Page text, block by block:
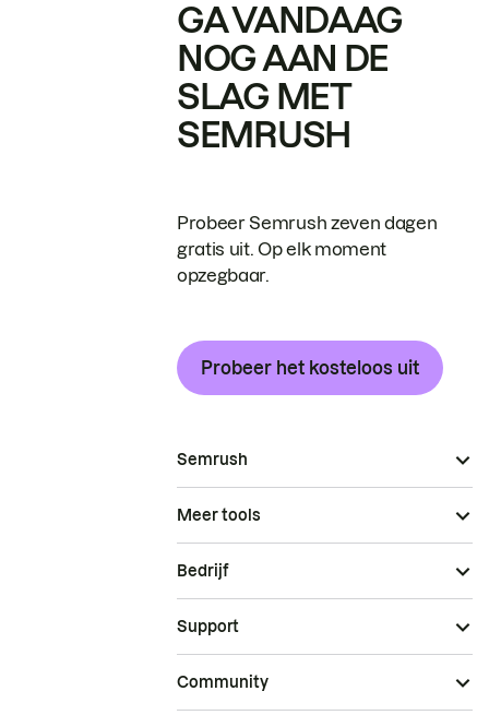
GA VANDAAG
NOG AAN DE
SLAG MET
SEMRUSH
Probeer Semrush zeven dagen
gratis uit. Op elk moment
opzegbaar.
Probeer het kosteloos uit
Semrush
Meer tools
Bedrijf
Support
Community